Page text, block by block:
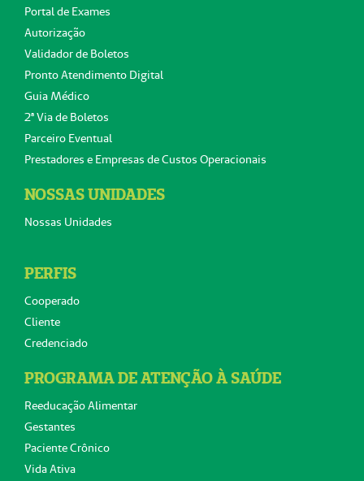
Portal de Exames
Autorização
Validador de Boletos
Pronto Atendimento Digital
Guia Médico
2ª Via de Boletos
Parceiro Eventual
Prestadores e Empresas de Custos Operacionais
NOSSAS UNIDADES
Nossas Unidades
PERFIS
Cooperado
Cliente
Credenciado
PROGRAMA DE ATENÇÃO À SAÚDE
Reeducação Alimentar
Gestantes
Paciente Crônico
Vida Ativa